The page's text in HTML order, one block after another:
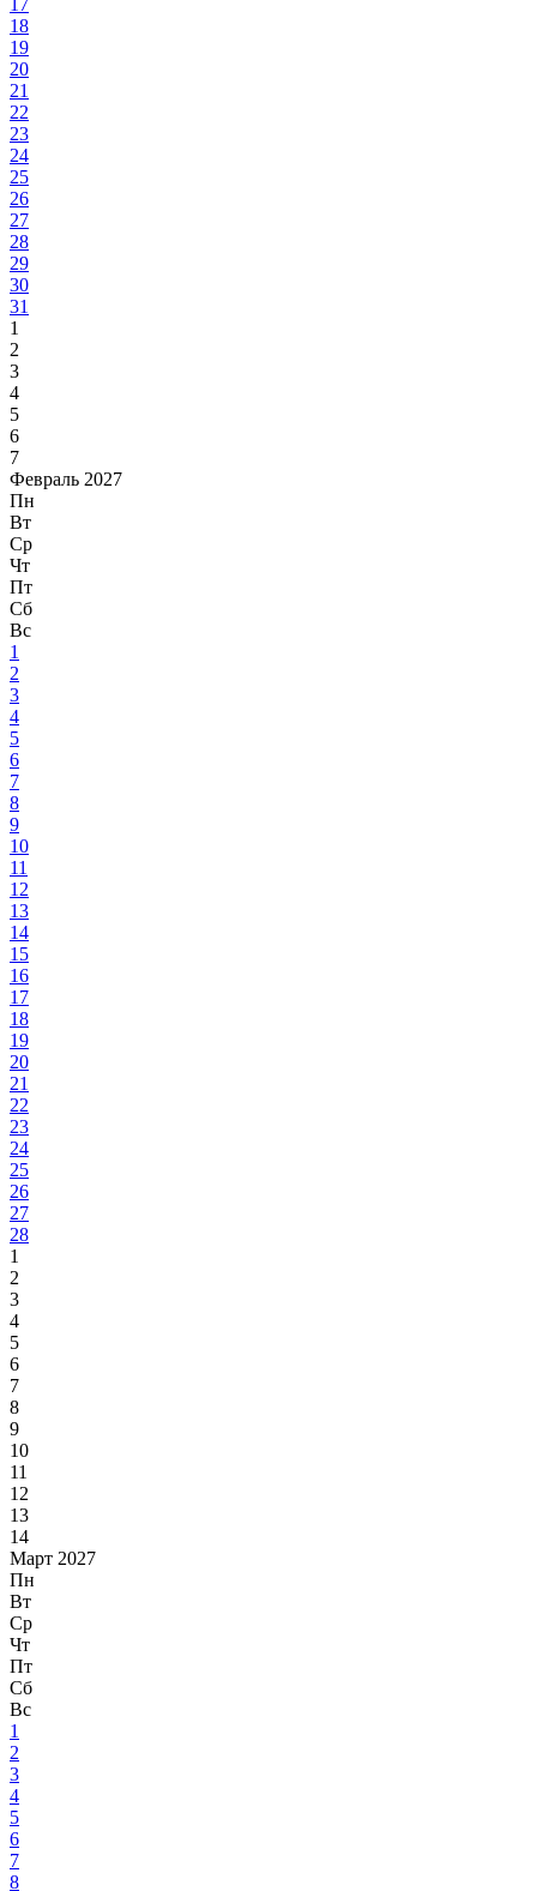
17
18
19
20
21
22
23
24
25
26
27
28
29
30
31
1
2
3
4
5
6
7
Февраль 2027
Пн
Вт
Ср
Чт
Пт
Сб
Вс
1
2
3
4
5
6
7
8
9
10
11
12
13
14
15
16
17
18
19
20
21
22
23
24
25
26
27
28
1
2
3
4
5
6
7
8
9
10
11
12
13
14
Март 2027
Пн
Вт
Ср
Чт
Пт
Сб
Вс
1
2
3
4
5
6
7
8